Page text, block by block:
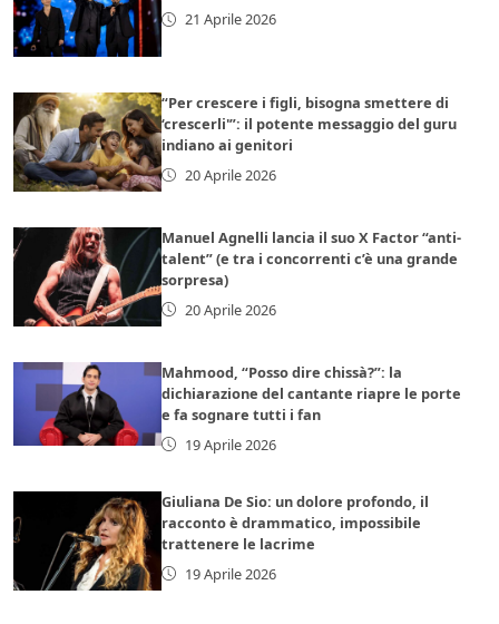
21 Aprile 2026
“Per crescere i figli, bisogna smettere di
‘crescerli'”: il potente messaggio del guru
indiano ai genitori
20 Aprile 2026
Manuel Agnelli lancia il suo X Factor “anti-
talent” (e tra i concorrenti c’è una grande
sorpresa)
20 Aprile 2026
Mahmood, “Posso dire chissà?”: la
dichiarazione del cantante riapre le porte
e fa sognare tutti i fan
19 Aprile 2026
Giuliana De Sio: un dolore profondo, il
racconto è drammatico, impossibile
trattenere le lacrime
19 Aprile 2026